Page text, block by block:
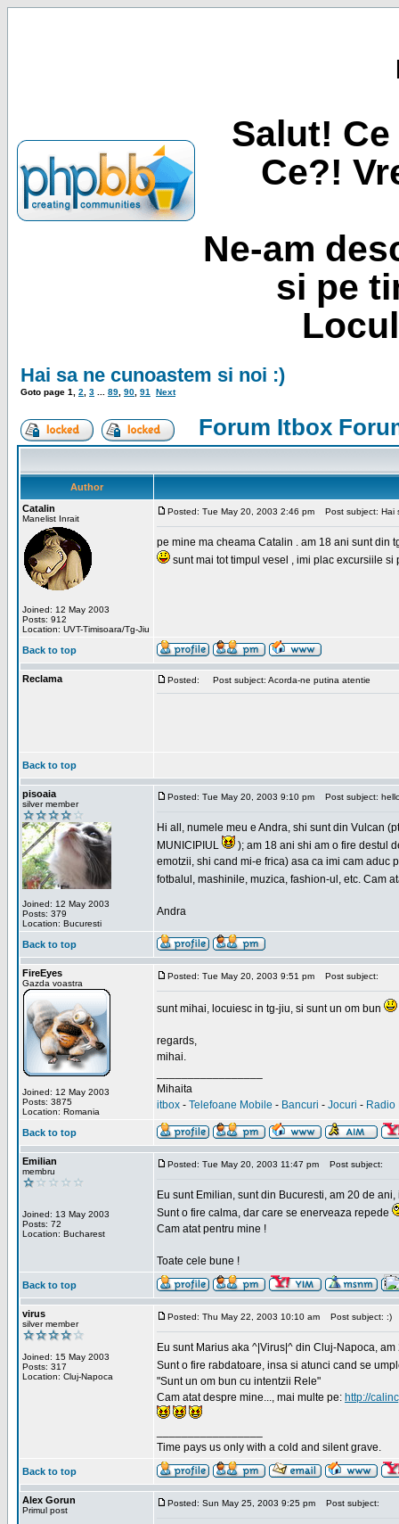
Salut!
Ce?!
Ne-am
si pe
Hai sa ne cunoastem si noi :)
Goto page 1 2 3 89 90 91 Next
Forum Itbox
Author
Catalin
Manelist Inrait
Joined: 12 May 2003
Posts: 912
Location: UVT-Timisoara/Tg-Jiu
Posted: Tue May 20, 2003 2:46 pm Post subject: Hai
pe mine ma cheama Catalin . am 18 ani sunt din
sunt mai tot timpul vesel , imi plac excursiile
Back to top
Reclama Posted: Post subject: Acorda-ne putina atentie
Back to top
pisoaia
silver member
Joined: 12 May 2003
Posts: 379
Location: Bucuresti
Posted: Tue May 20, 2003 9:10 pm Post subject:
Hi all, numele meu e Andra, shi sunt din Vulcan
MUNICIPIUL
); am 18 ani shi am o fire destul
emotzii, shi cand mi-e frica) asa ca imi cam
fotbalul, mashinile, muzica, fashion-ul, etc. Cam
Andra
Back to top
FireEyes
Gazda voastra
Joined: 12 May 2003
Posts: 3875
Location: Romania
Posted: Tue May 20, 2003 9:51 pm Post subject:
sunt mihai, locuiesc in tg-jiu, si sunt un om bun
regards,
mihai.
Mihaita
itbox - Telefoane Mobile - Bancuri - Jocuri - Radio
Back to top
Emilian
membru
Joined: 13 May 2003
Posts: 72
Location: Bucharest
Posted: Tue May 20, 2003 11:47 pm Post subject:
Eu sunt Emilian, sunt din Bucuresti, am 20 de
Sunt o fire calma, dar care se enerveaza repede
Cam atat pentru mine !
Toate cele bune !
Back to top
virus
silver member
Joined: 15 May 2003
Posts: 317
Location: Cluj-Napoca
Posted: Thu May 22, 2003 10:10 am Post subject: :)
Eu sunt Marius aka ^|Virus|^ din Cluj-Napoca,
Sunt o fire rabdatoare, insa si atunci cand se
"Sunt un om bun cu intentzii Rele"
Cam atat despre mine..., mai multe pe: http://
Time pays us only with a cold and silent grave.
Back to top
Alex Gorun
Primul post
Posted: Sun May 25, 2003 9:25 pm Post subject: